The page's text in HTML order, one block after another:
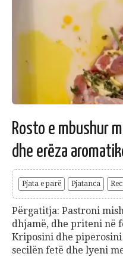
Rosto e mbushur
dhe erëza
Pjata e parë Pjatanca
Përgatitja: Pastroni
dhjamë, dhe priteni në
Kriposini dhe
secilën fetë dhe lyeni